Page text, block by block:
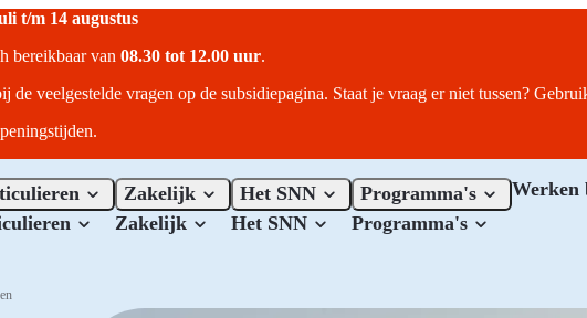
t/m 14 augustus
bereikbaar van 08.30 tot 12.00 uur.
veelgestelde vragen op de subsidiepagina. Staat je vraag er niet tussen?
Zakelijk
Zakelijk
Het SNN
Het SNN
Programma's
Programma's
Werken